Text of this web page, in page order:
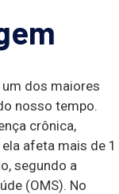
um dos maiores
nosso tempo.
crônica,
afeta mais de 1
segundo a
(OMS). No